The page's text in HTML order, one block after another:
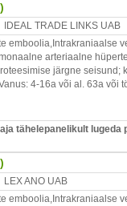
IDEAL TRADE LINKS UAB
emboolia,Intrakraniaalse
arteriaalne
järgne seisund;
4-16a või al. 63a või
tähelepanelikult
LEX ANO UAB
emboolia,Intrakraniaalse